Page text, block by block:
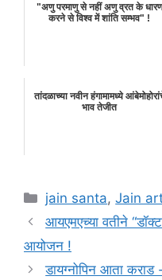
"अणु परमाणु से नहीं अणु व्रत के धारण
करने से विश्व में शांति सम्भव" !
तांदळाच्या नवीन हंगामामध्ये
भाव तेजीत
Categories
jain santa,Jain
आयएमएच्या वतीने
आयोजन !
डायग्नोपिन आता कराड